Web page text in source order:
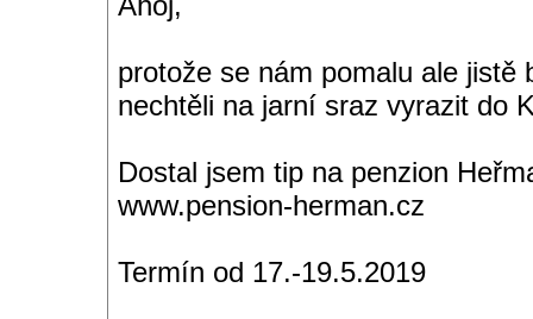
protože se nám pomalu ale
nechtěli na jarní sraz vyrazit do
Dostal jsem tip na penzion
www.pension-herman.cz
Termín od 17.-19.5.2019